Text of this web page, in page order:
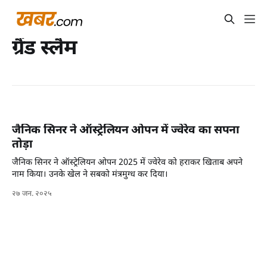
ग्रैंड स्लैम
जैनिक सिनर ने ऑस्ट्रेलियन ओपन में ज्वेरेव का सपना
तोड़ा
जैनिक सिनर ने ऑस्ट्रेलियन ओपन 2025 में ज्वेरेव को हराकर खिताब अपने
नाम किया। उनके खेल ने सबको मंत्रमुग्ध कर दिया।
२७ जन. २०२५